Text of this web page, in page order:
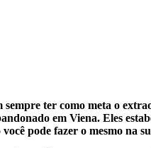
ter como meta o
em Viena. Eles
pode fazer o mesmo na